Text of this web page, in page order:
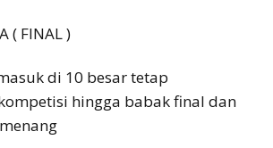
( FINAL )
di 10 besar tetap
hingga babak final dan